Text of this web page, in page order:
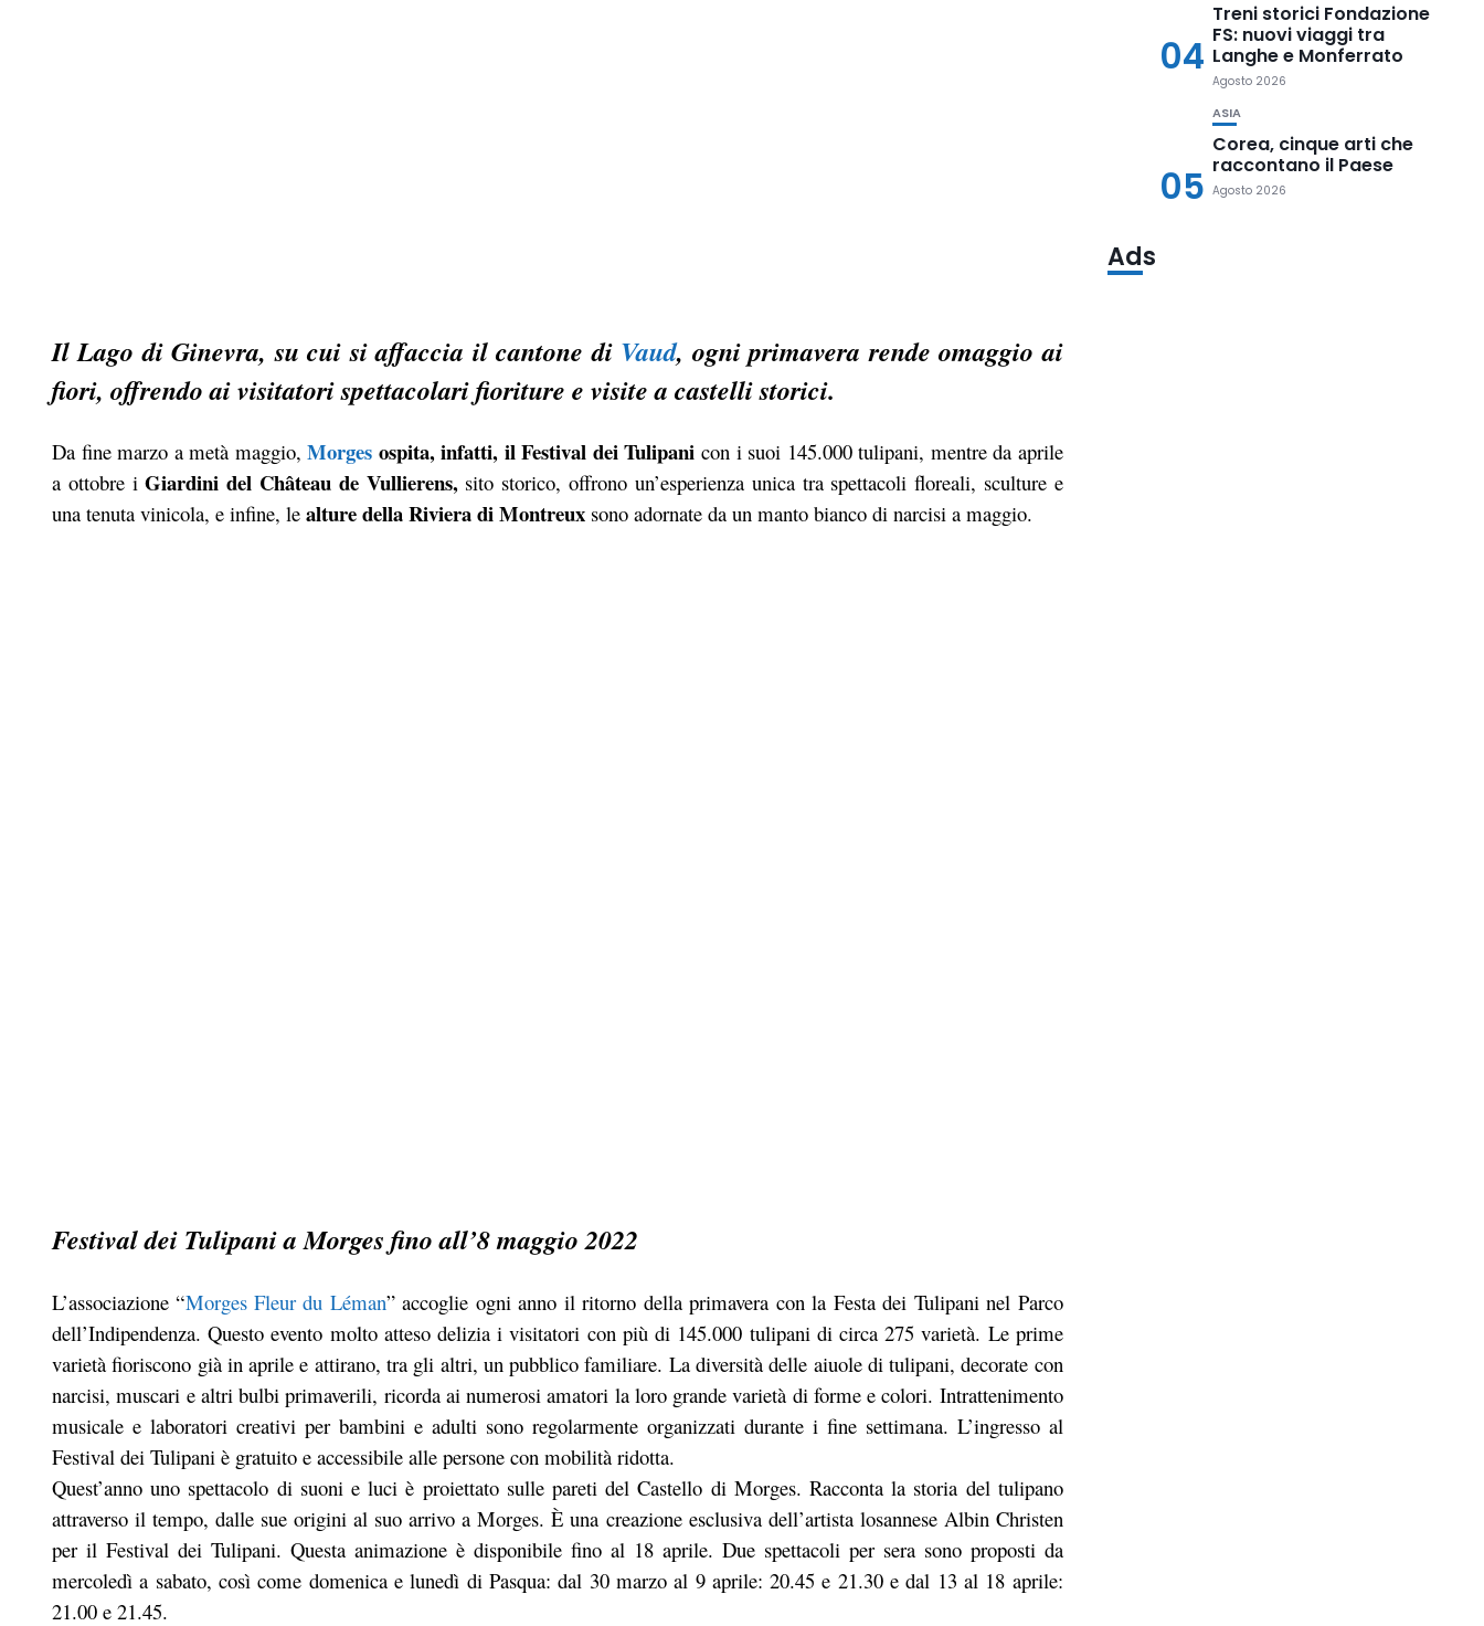
Il Lago di Ginevra, su cui si affaccia il cantone di Vaud, ogni primavera rende omaggio ai
fiori, offrendo ai visitatori spettacolari fioriture e visite a castelli storici.
Da fine marzo a metà maggio,Morges ospita, infatti, il Festival dei Tulipani con i suoi 145.000 tulipani, mentre da aprile
a ottobre iGiardini del Château de Vullierens,sito storico, offrono un’esperienza unica tra spettacoli floreali, sculture e
una tenuta vinicola, e infine, le alture della Riviera di Montreux sono adornate da un manto bianco di narcisi a maggio.
Festival dei Tulipani a Morges fino all’8 maggio 2022
L’associazione “Morges Fleur du Léman” accoglie ogni anno il ritorno della primavera con la Festa dei Tulipani nel Parco
dell’Indipendenza. Questo evento molto atteso delizia i visitatori con più di 145.000 tulipani di circa 275 varietà. Le prime
varietà fioriscono già in aprile e attirano, tra gli altri, un pubblico familiare. La diversità delle aiuole di tulipani, decorate con
narcisi, muscari e altri bulbi primaverili, ricorda ai numerosi amatori la loro grande varietà di forme e colori. Intrattenimento
musicale e laboratori creativi per bambini e adulti sono regolarmente organizzati durante i fine settimana. L’ingresso al
Festival dei Tulipani è gratuito e accessibile alle persone con mobilità ridotta.
Quest’anno uno spettacolo di suoni e luci è proiettato sulle pareti del Castello di Morges. Racconta la storia del tulipano
attraverso il tempo, dalle sue origini al suo arrivo a Morges. È una creazione esclusiva dell’artista losannese Albin Christen
per il Festival dei Tulipani. Questa animazione è disponibile fino al 18 aprile. Due spettacoli per sera sono proposti da
mercoledì a sabato, così come domenica e lunedì di Pasqua: dal 30 marzo al 9 aprile: 20.45 e 21.30 e dal 13 al 18 aprile:
21.00 e 21.45.
04
Treni storici Fondazione
FS: nuovi viaggi tra
Langhe e Monferrato
Agosto 2026
05
ASIA
Corea, cinque arti che
raccontano il Paese
Agosto 2026
Ads